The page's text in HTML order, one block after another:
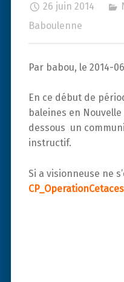
26 juin 2014
Baboulenne
Par babou, le 2014-
En ce début de
baleines en
dessous un
instructif.
Si a visionneuse ne